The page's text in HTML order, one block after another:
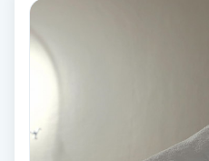
Tvätt & Fön
Vampyrbehandling